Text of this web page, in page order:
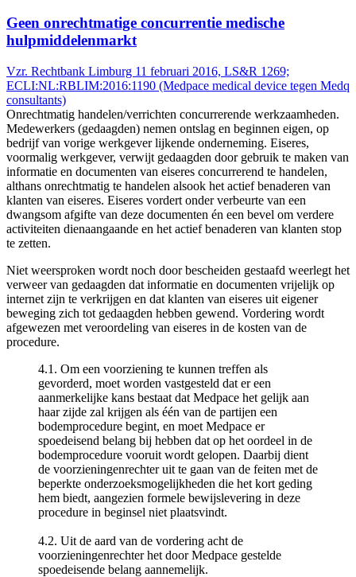
Geen onrechtmatige concurrentie medische
hulpmiddelenmarkt
Vzr. Rechtbank Limburg 11 februari 2016, LS&R 1269;
ECLI:NL:RBLIM:2016:1190 (Medpace medical device tegen Medq
consultants)
Onrechtmatig handelen/verrichten concurrerende werkzaamheden.
Medewerkers (gedaagden) nemen ontslag en beginnen eigen, op
bedrijf van vorige werkgever lijkende onderneming. Eiseres,
voormalig werkgever, verwijt gedaagden door gebruik te maken van
informatie en documenten van eiseres concurrerend te handelen,
althans onrechtmatig te handelen alsook het actief benaderen van
klanten van eiseres. Eiseres vordert onder verbeurte van een
dwangsom afgifte van deze documenten én een bevel om verdere
activiteiten dienaangaande en het actief benaderen van klanten stop
te zetten.
Niet weersproken wordt noch door bescheiden gestaafd weerlegt het
verweer van gedaagden dat informatie en documenten vrijelijk op
internet zijn te verkrijgen en dat klanten van eiseres uit eigener
beweging zich tot gedaagden hebben gewend. Vordering wordt
afgewezen met veroordeling van eiseres in de kosten van de
procedure.
4.1. Om een voorziening te kunnen treffen als
gevorderd, moet worden vastgesteld dat er een
aanmerkelijke kans bestaat dat Medpace het gelijk aan
haar zijde zal krijgen als één van de partijen een
bodemprocedure begint, en moet Medpace er
spoedeisend belang bij hebben dat op het oordeel in de
bodemprocedure vooruit wordt gelopen. Daarbij dient
de voorzieningenrechter uit te gaan van de feiten met de
beperkte onderzoeksmogelijkheden die het kort geding
hem biedt, aangezien formele bewijslevering in deze
procedure in beginsel niet plaatsvindt.
4.2. Uit de aard van de vordering acht de
voorzieningenrechter het door Medpace gestelde
spoedeisende belang aannemelijk.